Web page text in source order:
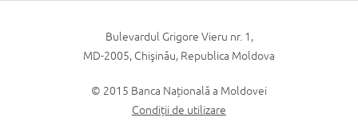
Bulevardul Grigore Vieru nr. 1,
MD-2005, Chişinău, Republica Moldova
© 2015 Banca Națională a Moldovei
Condiții de utilizare